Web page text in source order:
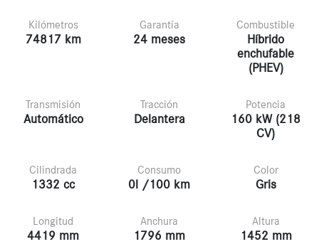
Kilómetros
74817 km
Garantía
24 meses
Combustible
Híbrido
enchufable
(PHEV)
Transmisión
Automático
Tracción
Delantera
Potencia
160 kW (218
CV)
Cilindrada
1332 cc
Consumo
0l /100 km
Color
Gris
Longitud
4419 mm
Anchura
1796 mm
Altura
1452 mm